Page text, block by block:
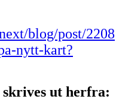
blog/post/2208
nytt-kart?
skrives ut herfra: